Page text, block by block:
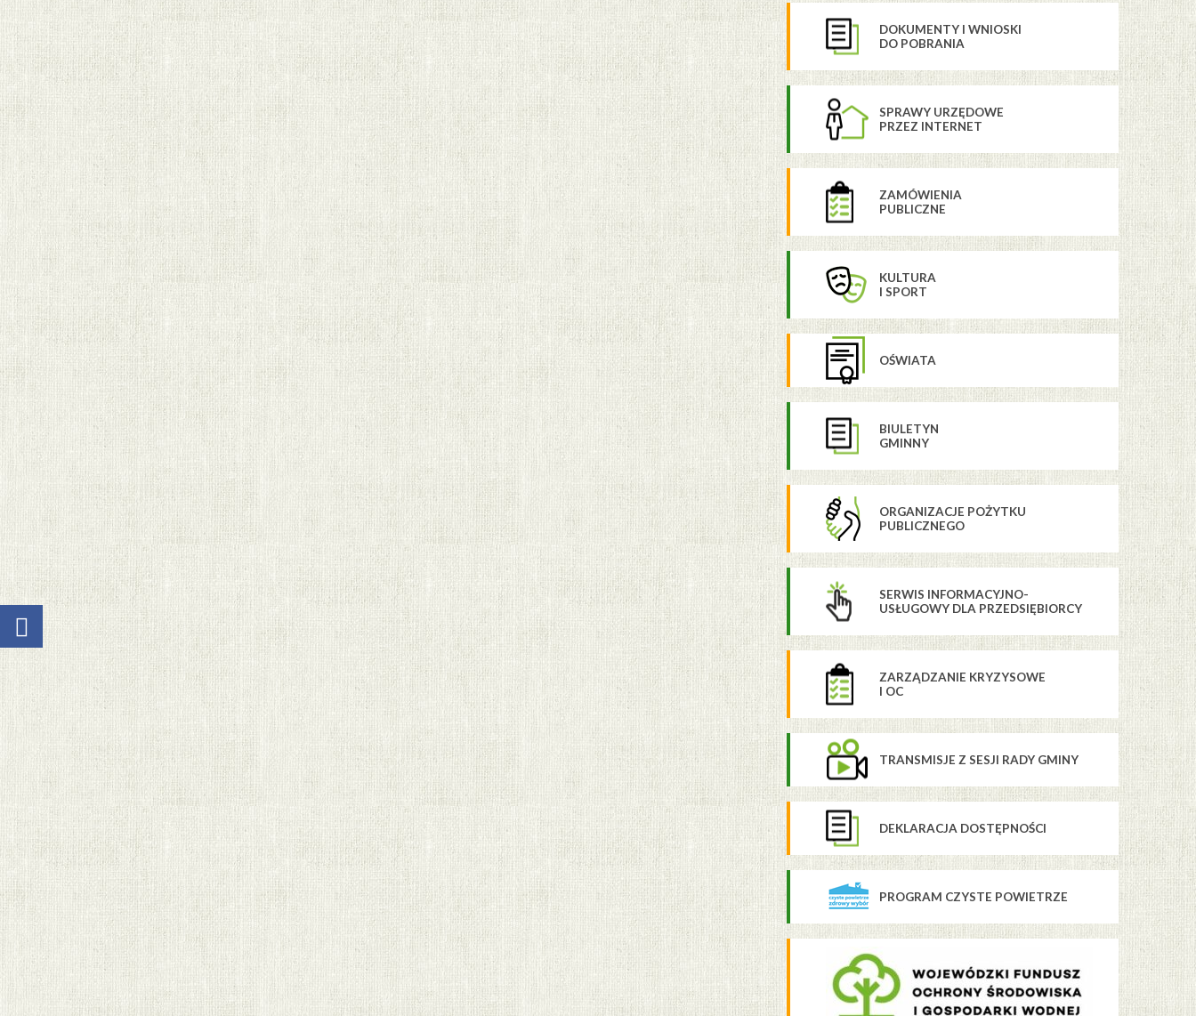
DOKUMENTY I WNIOSKI
DO POBRANIA
SPRAWY URZĘDOWE
PRZEZ INTERNET
ZAMÓWIENIA
PUBLICZNE
KULTURA
I SPORT
OŚWIATA
BIULETYN
GMINNY
ORGANIZACJE POŻYTKU
PUBLICZNEGO
SERWIS INFORMACYJNO-
USŁUGOWY DLA PRZEDSIĘBIORCY
ZARZĄDZANIE KRYZYSOWE
I OC
TRANSMISJE Z SESJI RADY GMINY
DEKLARACJA DOSTĘPNOŚCI
PROGRAM CZYSTE POWIETRZE